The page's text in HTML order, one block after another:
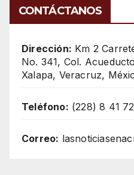
CONTÁCTANOS
Dirección: Km 2
No. 341, Col.
Xalapa, Veracruz,
Teléfono: (228) 8 41
Correo: